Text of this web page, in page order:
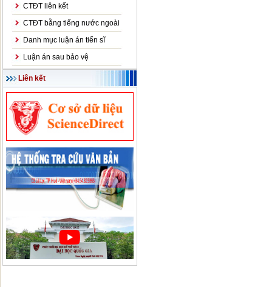
CTĐT liên kết
CTĐT bằng tiếng nước ngoài
Danh mục luận án tiến sĩ
Luận án sau bảo vệ
Liên kết